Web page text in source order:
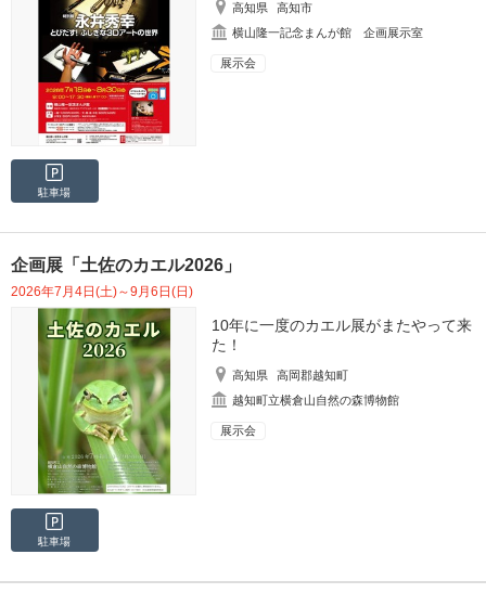
高知県
高知市
横山隆一記念まんが館 企画展示室
展示会
駐車場
企画展「土佐のカエル2026」
2026年7月4日(土)～9月6日(日)
10年に一度のカエル展がまたやって来
た！
高知県
高岡郡越知町
越知町立横倉山自然の森博物館
展示会
駐車場